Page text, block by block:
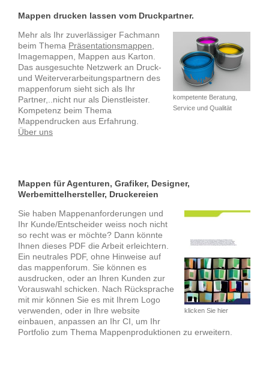
Mappen drucken lassen vom Druckpartner.
kompetente Beratung,
Service und Qualität
Mehr als Ihr zuverlässiger Fachmann
beim Thema Präsentationsmappen
Imagemappen, Mappen aus Karton.
Das ausgesuchte Netzwerk an Druck-
und Weiterverarbeitungspartnern des
mappenforum sieht sich als Ihr
Partner,..nicht nur als Dienstleister.
Kompetenz beim Thema
Mappendrucken aus Erfahrung.
Über uns
Mappen für Agenturen, Grafiker, Designer,
Werbemittelhersteller, Druckereien
klicken Sie hier
Sie haben Mappenanforderungen und
Ihr Kunde/Entscheider weiss noch nicht
so recht was er möchte? Dann könnte
Ihnen dieses PDF die Arbeit erleichtern.
Ein neutrales PDF, ohne Hinweise auf
das mappenforum. Sie können es
ausdrucken, oder an Ihren Kunden zur
Vorauswahl schicken. Nach Rücksprache
mit mir können Sie es mit Ihrem Logo
verwenden, oder in Ihre website
einbauen, anpassen an Ihr CI, um Ihr
Portfolio zum Thema Mappenproduktionen zu erweitern.